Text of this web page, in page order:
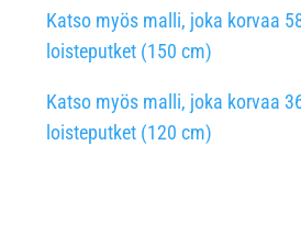
Katso myös malli, joka korvaa
loisteputket (150 cm)
Katso myös malli, joka korvaa
loisteputket (120 cm)